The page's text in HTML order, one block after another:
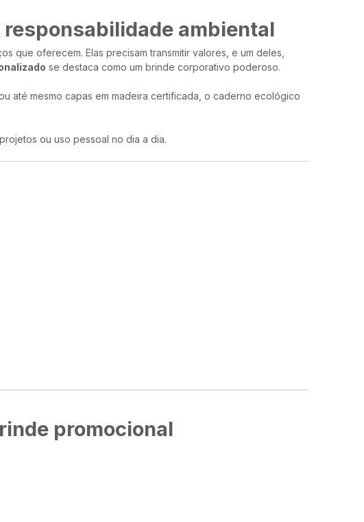
ambiental
que oferecem. Elas precisam transmitir valores, e um deles,
se destaca como um brinde corporativo poderoso.
até mesmo capas em madeira certificada, o caderno ecológico
ou uso pessoal no dia a dia.
promocional